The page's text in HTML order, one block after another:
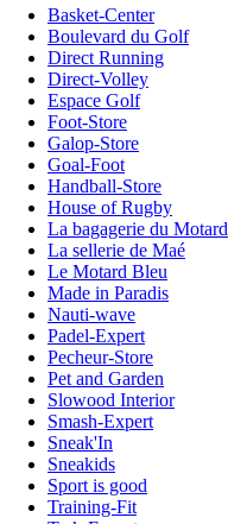
Basket-Center
Boulevard du Golf
Direct Running
Direct-Volley
Espace Golf
Foot-Store
Galop-Store
Goal-Foot
Handball-Store
House of Rugby
La bagagerie du Motard
La sellerie de Maé
Le Motard Bleu
Made in Paradis
Nauti-wave
Padel-Expert
Pecheur-Store
Pet and Garden
Slowood Interior
Smash-Expert
Sneak'In
Sneakids
Sport is good
Training-Fit